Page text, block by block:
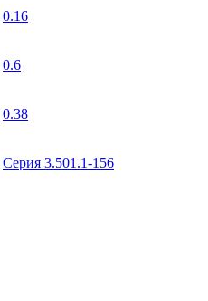
0.16
0.6
0.38
Серия 3.501.1-156